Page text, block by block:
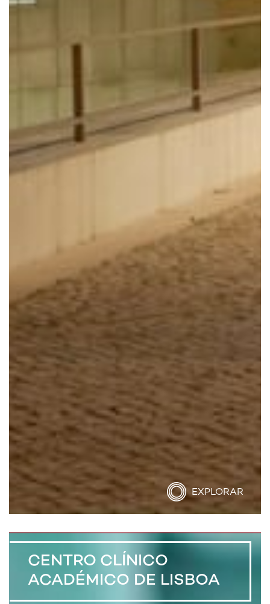
EXPLORAR
CENTRO CLÍNICO
ACADÉMICO DE LISBOA